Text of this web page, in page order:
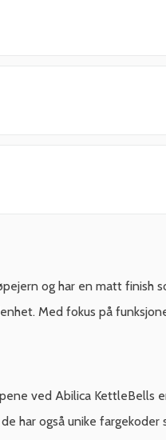
og har en matt finish
Med fokus på
ved Abilica KettleBells
har også unike